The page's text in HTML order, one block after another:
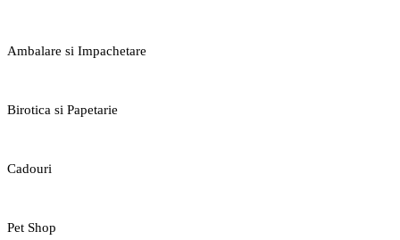
Ambalare si Impachetare
Birotica si Papetarie
Cadouri
Pet Shop